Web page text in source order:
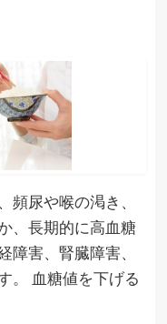
頻尿や喉の渇き、
、長期的に高血糖
障害、腎臓障害、
。 血糖値を下げる